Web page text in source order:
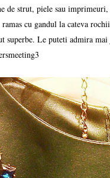
de strut, piele sau
cu gandul la cateva
superbe. Le puteti admira